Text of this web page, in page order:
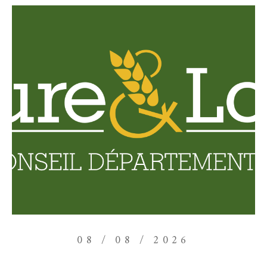
08 / 08 / 2026